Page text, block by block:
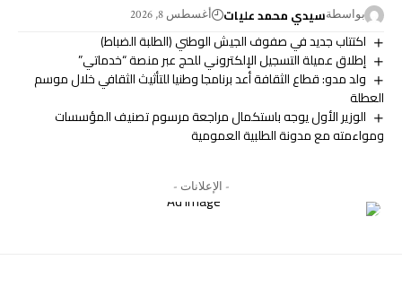
بواسطةسيدي محمد عليات أغسطس 8, 2026
اكتتاب جديد في صفوف الجيش الوطني (الطلبة الضباط)
إطلاق عميلة التسجيل الإلكتروني للحج عبر منصة “خدماتي”
ولد مدو: قطاع الثقافة أعد برنامجا وطنيا للتأثيث الثقافي خلال موسم
العطلة
الوزير الأول يوجه باستكمال مراجعة مرسوم تصنيف المؤسسات
ومواءمته مع مدونة الطلبية العمومية
- الإعلانات -